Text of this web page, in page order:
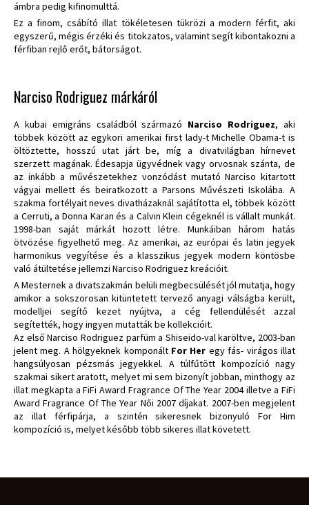
ámbra pedig kifinomulttá.
Ez a finom, csábító illat tökéletesen tükrözi a modern férfit, aki
egyszerű, mégis érzéki és titokzatos, valamint segít kibontakozni a
férfiban rejlő erőt, bátorságot.
Narciso Rodriguez márkáról
A kubai emigráns családból származó Narciso Rodriguez, aki
többek között az egykori amerikai first lady-t Michelle Obama-t is
öltöztette, hosszú utat járt be, míg a divatvilágban hírnevet
szerzett magának. Édesapja ügyvédnek vagy orvosnak szánta, de
az inkább a művészetekhez vonzódást mutató Narciso kitartott
vágyai mellett és beiratkozott a Parsons Művészeti Iskolába. A
szakma fortélyait neves divatházaknál sajátította el, többek között
a Cerruti, a Donna Karan és a Calvin Klein cégeknél is vállalt munkát.
1998-ban saját márkát hozott létre. Munkáiban három hatás
ötvözése figyelhető meg. Az amerikai, az európai és latin jegyek
harmonikus vegyítése és a klasszikus jegyek modern köntösbe
való átültetése jellemzi Narciso Rodriguez kreációit.
A Mesternek a divatszakmán belüli megbecsülését jól mutatja, hogy
amikor a sokszorosan kitüntetett tervező anyagi válságba került,
modelljei segítő kezet nyújtva, a cég fellendülését azzal
segítették, hogy ingyen mutatták be kollekcióit.
Az első Narciso Rodriguez parfüm a Shiseido-val karöltve, 2003-ban
jelent meg. A hölgyeknek komponált For Her egy fás- virágos illat
hangsúlyosan pézsmás jegyekkel. A túlfűtött kompozíció nagy
szakmai sikert aratott, melyet mi sem bizonyít jobban, minthogy az
illat megkapta a FiFi Award Fragrance Of The Year 2004 illetve a FiFi
Award Fragrance Of The Year Női 2007 díjakat. 2007-ben megjelent
az illat férfipárja, a szintén sikeresnek bizonyuló For Him
kompozíció is, melyet később több sikeres illat követett.